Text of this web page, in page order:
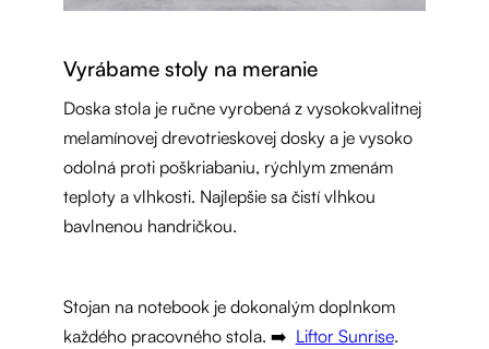
Vyrábame stoly na meranie
Doska stola je ručne vyrobená z vysokokvalitnej
melamínovej drevotrieskovej dosky a je vysoko
odolná proti poškriabaniu, rýchlym zmenám
teploty a vlhkosti. Najlepšie sa čistí vlhkou
bavlnenou handričkou.
Stojan na notebook je dokonalým doplnkom
každého pracovného stola. ➡️ Liftor Sunrise.